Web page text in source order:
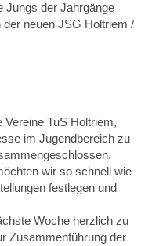
Jungs der Jahrgänge
der neuen JSG Holtriem /
TuS Holtriem,
im Jugendbereich zu
wir so schnell wie
festlegen und
Woche herzlich zu
Zusammenführung der